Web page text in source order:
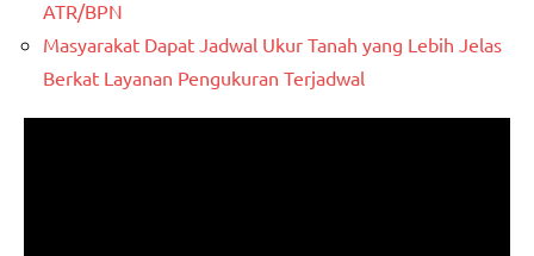
ATR/BPN
Masyarakat Dapat Jadwal Ukur Tanah yang Lebih Jelas
Berkat Layanan Pengukuran Terjadwal